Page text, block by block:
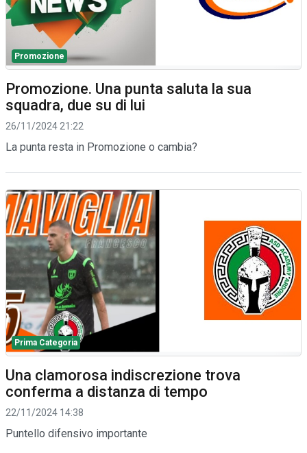
Promozione
Promozione. Una punta saluta la sua
squadra, due su di lui
26/11/2024 21:22
La punta resta in Promozione o cambia?
Prima Categoria
Una clamorosa indiscrezione trova
conferma a distanza di tempo
22/11/2024 14:38
Puntello difensivo importante